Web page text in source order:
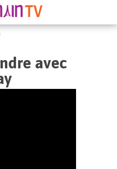
avec